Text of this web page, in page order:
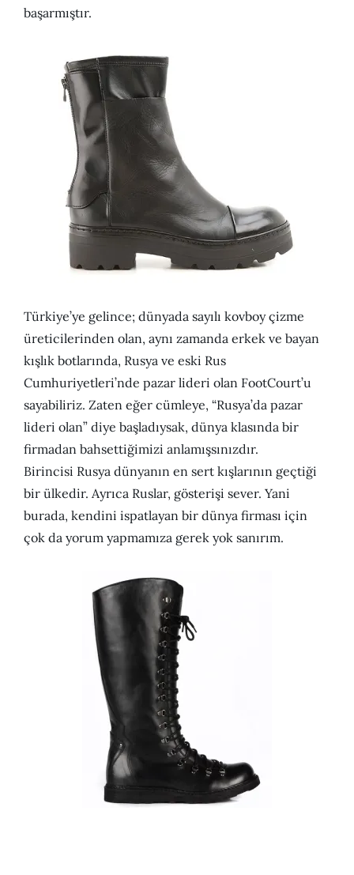
başarmıştır.
Türkiye’ye gelince; dünyada sayılı kovboy çizme
üreticilerinden olan, aynı zamanda erkek ve bayan
kışlık botlarında, Rusya ve eski Rus
Cumhuriyetleri’nde pazar lideri olan FootCourt’u
sayabiliriz. Zaten eğer cümleye, “Rusya’da pazar
lideri olan” diye başladıysak, dünya klasında bir
firmadan bahsettiğimizi anlamışsınızdır.
Birincisi Rusya dünyanın en sert kışlarının geçtiği
bir ülkedir. Ayrıca Ruslar, gösterişi sever. Yani
burada, kendini ispatlayan bir dünya firması için
çok da yorum yapmamıza gerek yok sanırım.